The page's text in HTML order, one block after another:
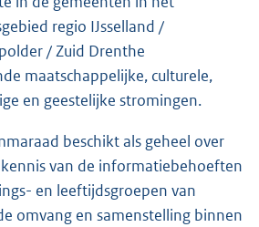
regio IJsselland /
/ Zuid Drenthe
maatschappelijke, culturele,
en geestelijke stromingen.
beschikt als geheel over
van de informatiebehoeften
en leeftijdsgroepen van
omvang en samenstelling binnen